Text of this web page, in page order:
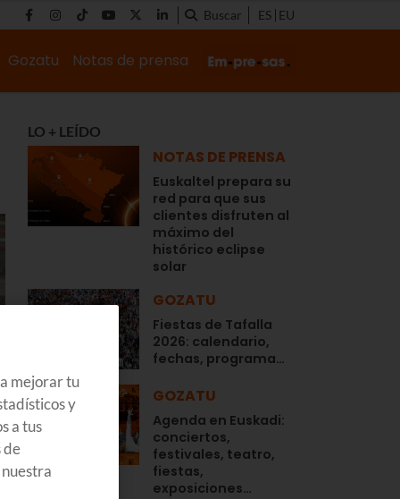
Buscar ES EU
Gozatu Notas de prensa
LO + LEÍDO
NOTAS DE PRENSA
Euskaltel prepara su
red para que sus
clientes disfruten al
máximo del
histórico eclipse
solar
GOZATU
Fiestas de Tafalla
2026: calendario,
fechas, programa…
GOZATU
Agenda en Euskadi:
conciertos,
festivales, teatro,
fiestas,
exposiciones…
mejorar tu
y
a tus
de